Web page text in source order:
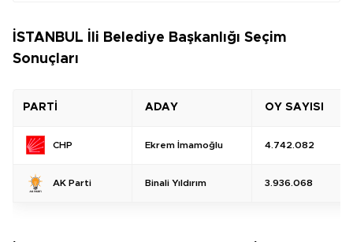
İSTANBUL İli Belediye Başkanlığı Seçim
Sonuçları
PARTİ ADAY OY SAYISI
CHP Ekrem İmamoğlu 4.742.082
AK Parti Binali Yıldırım 3.936.068